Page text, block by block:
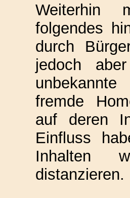
Weiterhin
folgendes
durch
jedoch
fremde
auf deren
Einfluss
Inhalten
distanzieren.